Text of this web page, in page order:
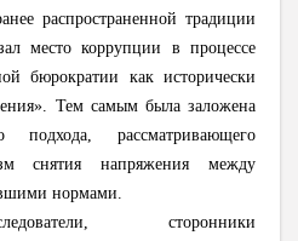
распространенной традиции
место коррупции в процессе
бюрократии как исторически
Тем самым была заложена
подхода, рассматривающего
снятия напряжения между
нормами.
сторонники